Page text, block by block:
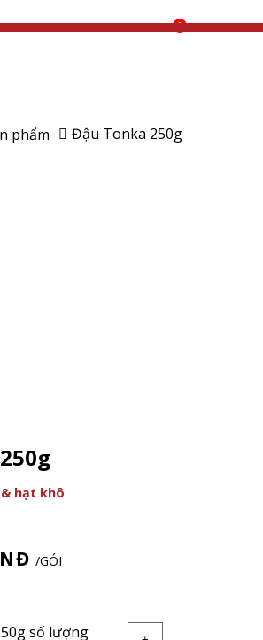
0
phẩm Đậu Tonka 250g
hạt khô
/GÓI
số lượng